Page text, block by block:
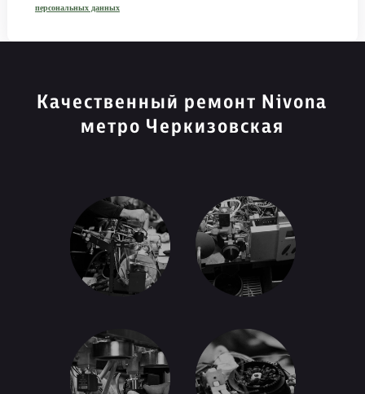
персональных данных
Качественный ремонт Nivona
метро Черкизовская